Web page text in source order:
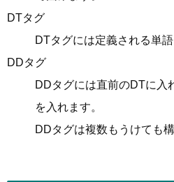
DTタグ
DTタグには定義される単語
DDタグ
DDタグには直前のDTに入
を入れます。
DDタグは複数もうけても構